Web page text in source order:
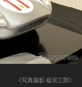
《写真撮影 嶽宮三郎》